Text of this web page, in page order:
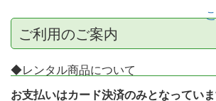
ご利用のご案内
◆レンタル商品について
お支払いはカード決済のみとなってい